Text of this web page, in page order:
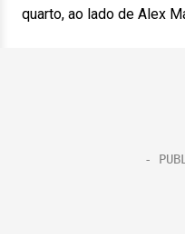
quarto, ao lado de Alex